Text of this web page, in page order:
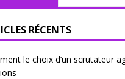
RÉCENTS
le choix d’un scrutateur